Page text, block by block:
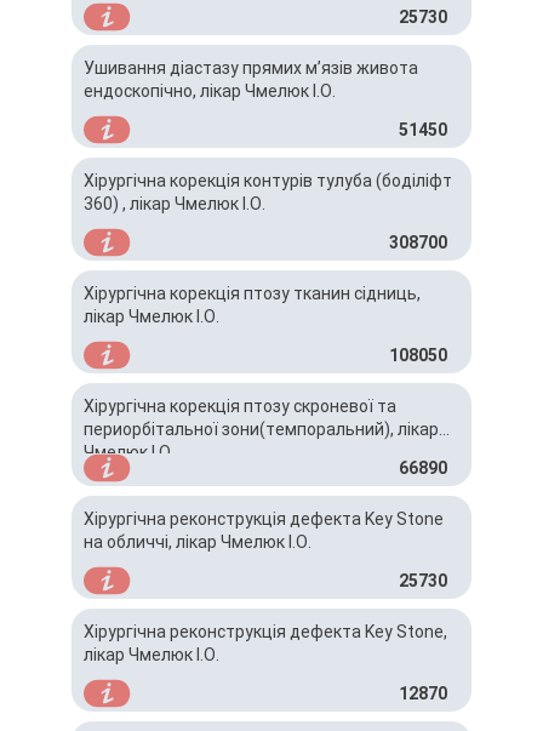
25730
Ушивання діастазу прямих мʼязів живота
ендоскопічно, лікар Чмелюк І.О.
51450
Хірургічна корекція контурів тулуба (боділіфт
360) , лікар Чмелюк І.О.
308700
Хірургічна корекція птозу тканин сідниць,
лікар Чмелюк І.О.
108050
Хірургічна корекція птозу скроневої та
периорбітальної зони(темпоральний), лікар
Чмелюк І.О.
66890
Хірургічна реконструкція дефекта Key Stone
на обличчі, лікар Чмелюк І.О.
25730
Хірургічна реконструкція дефекта Key Stone,
лікар Чмелюк І.О.
12870